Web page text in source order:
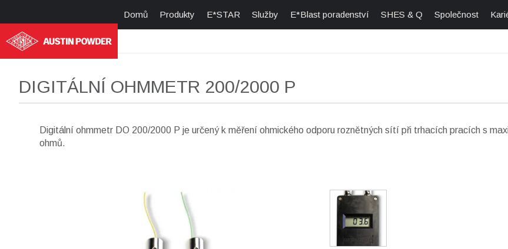
Domů Produkty E*STAR Služby E*Blast poradenství SHES & Q Společnost
DIGITÁLNÍ OHMMETR 200/2000 P
Digitální ohmmetr DO 200/2000 P je určený k měření ohmického odporu roznětných sítí při trhacích pracích s
ohmů.